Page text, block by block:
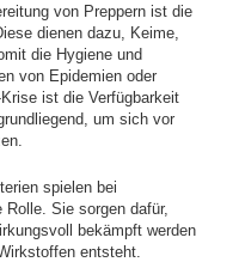
von Preppern ist die
dienen dazu, Keime,
die Hygiene und
von Epidemien oder
ist die Verfügbarkeit
um sich vor
spielen bei
Sie sorgen dafür,
bekämpft werden
entsteht.